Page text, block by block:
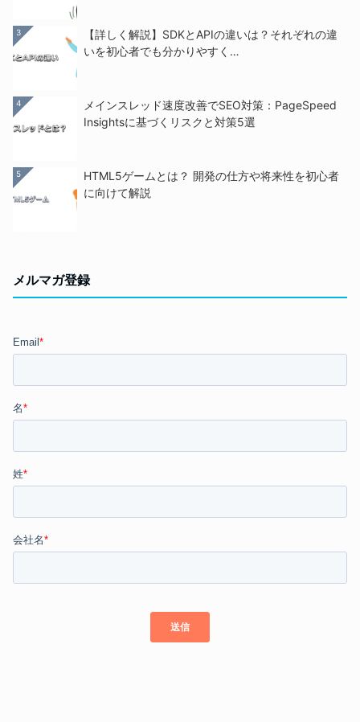
3
【詳しく解説】SDKとAPIの違いは？それぞれの違
いを初心者でも分かりやすく…
4
メインスレッド速度改善でSEO対策：PageSpeed
Insightsに基づくリスクと対策5選
5
HTML5ゲームとは？ 開発の仕方や将来性を初心者
に向けて解説
メルマガ登録